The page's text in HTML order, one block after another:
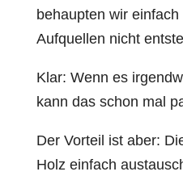
behaupten wir
Aufquellen nicht
Klar: Wenn es
kann das schon mal
Der Vorteil ist aber:
Holz einfach